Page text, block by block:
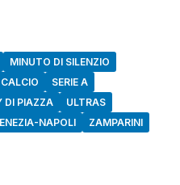
MINUTO DI SILENZIO
SERIE A
DI PIAZZA
ULTRAS
NAPOLI
ZAMPARINI